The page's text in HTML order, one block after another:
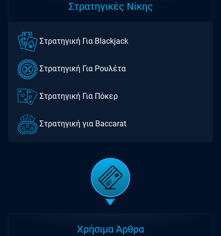
Στρατηγικές Νίκης
Στρατηγική Για Blackjack
Στρατηγική Για Ρουλέτα
Στρατηγική Για Πόκερ
Στρατηγική για Baccarat
Χρήσιμα Άρθρα